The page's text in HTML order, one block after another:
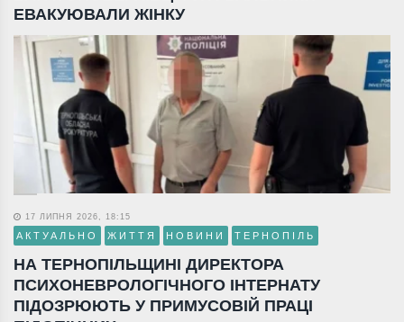
ЕВАКУЮВАЛИ ЖІНКУ
17 ЛИПНЯ 2026, 18:15
АКТУАЛЬНО ЖИТТЯ НОВИНИ ТЕРНОПІЛЬ
НА ТЕРНОПІЛЬЩИНІ ДИРЕКТОРА
ПСИХОНЕВРОЛОГІЧНОГО ІНТЕРНАТУ
ПІДОЗРЮЮТЬ У ПРИМУСОВІЙ ПРАЦІ